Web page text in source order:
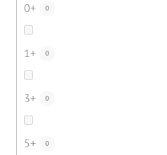
Bezpečné opálenie
Digitálne znečistenie
Mestské znečistenie
0+ 0
1+ 0
3+ 0
5+ 0